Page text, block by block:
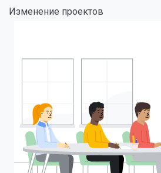
Изменение проектов